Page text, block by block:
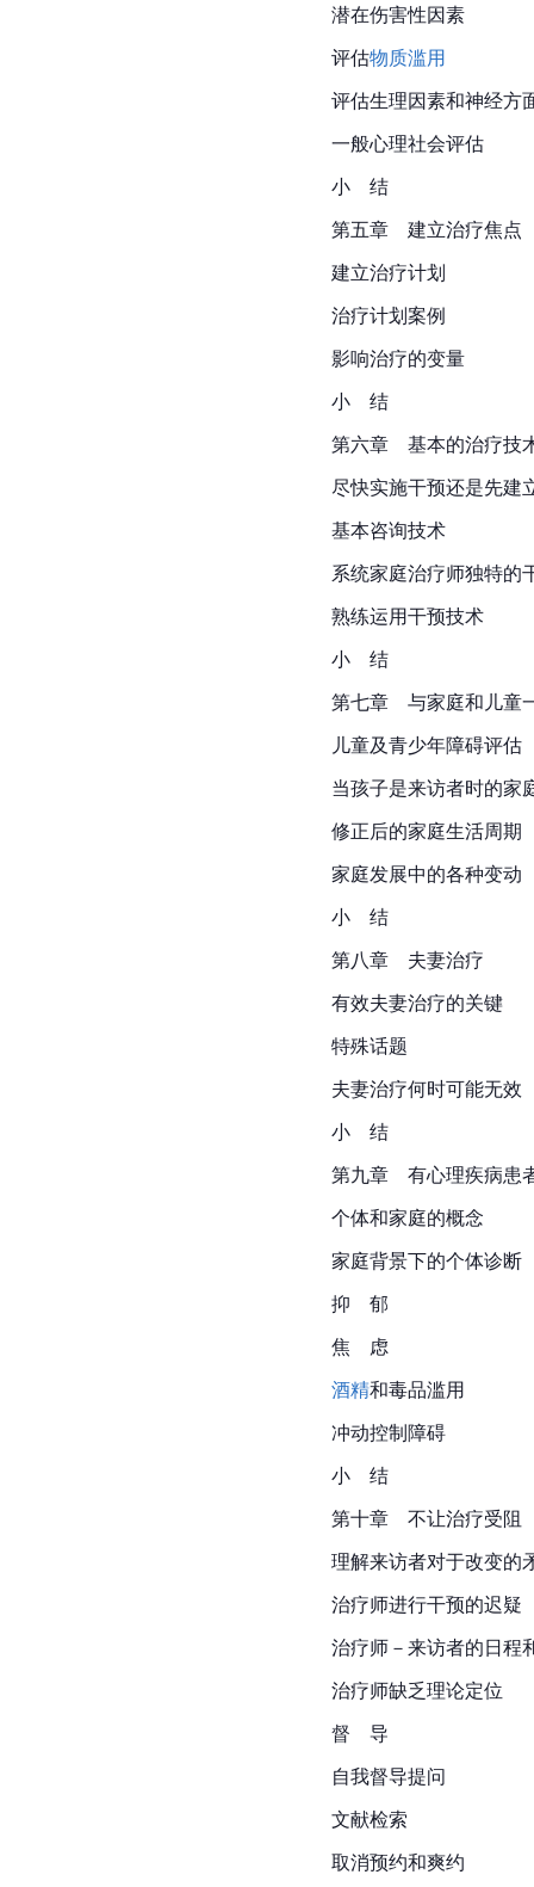
潜在伤害性因素
评估物质滥用
评估生理因素和神经方
一般心理社会评估
小　结
第五章　建立治疗焦点
建立治疗计划
治疗计划案例
影响治疗的变量
小　结
第六章　基本的治疗技
尽快实施干预还是先建
基本咨询技术
系统家庭治疗师独特的
熟练运用干预技术
小　结
第七章　与家庭和儿童
儿童及青少年障碍评估
当孩子是来访者时的家
修正后的家庭生活周期
家庭发展中的各种变动
小　结
第八章　夫妻治疗
有效夫妻治疗的关键
特殊话题
夫妻治疗何时可能无效
小　结
第九章　有心理疾病患
个体和家庭的概念
家庭背景下的个体诊断
抑　郁
焦　虑
酒精和毒品滥用
冲动控制障碍
小　结
第十章　不让治疗受阻
理解来访者对于改变的
治疗师进行干预的迟疑
治疗师－来访者的日程
治疗师缺乏理论定位
督　导
自我督导提问
文献检索
取消预约和爽约